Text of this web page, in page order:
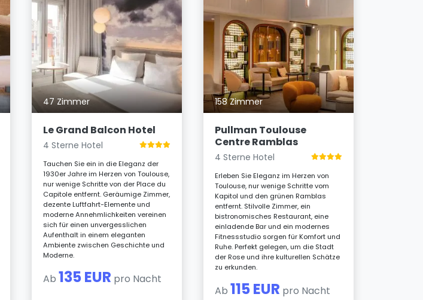
47 Zimmer
Le Grand Balcon Hotel
4 Sterne Hotel
Tauchen Sie ein in die Eleganz der
1930er Jahre im Herzen von Toulouse,
nur wenige Schritte von der Place du
Capitole entfernt. Geräumige Zimmer,
dezente Luftfahrt-Elemente und
moderne Annehmlichkeiten vereinen
sich für einen unvergesslichen
Aufenthalt in einem eleganten
Ambiente zwischen Geschichte und
Moderne.
Ab 135 EUR pro Nacht
158 Zimmer
Pullman Toulouse
Centre Ramblas
4 Sterne Hotel
Erleben Sie Eleganz im Herzen von
Toulouse, nur wenige Schritte vom
Kapitol und den grünen Ramblas
entfernt. Stilvolle Zimmer, ein
bistronomisches Restaurant, eine
einladende Bar und ein modernes
Fitnessstudio sorgen für Komfort und
Ruhe. Perfekt gelegen, um die Stadt
der Rose und ihre kulturellen Schätze
zu erkunden.
Ab 115 EUR pro Nacht